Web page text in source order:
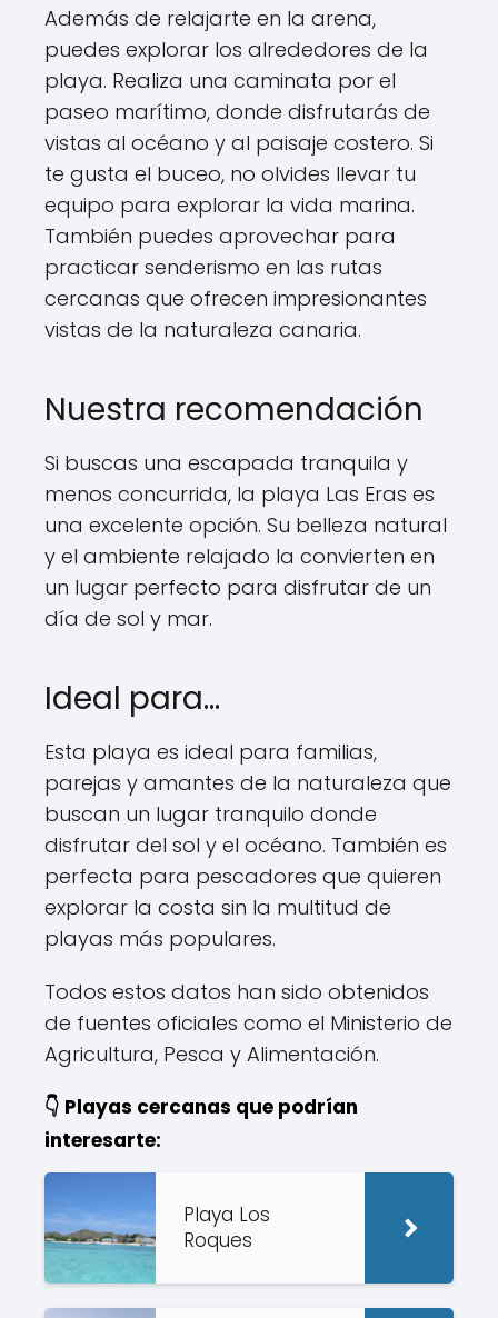
Además de relajarte en la arena,
puedes explorar los alrededores de la
playa. Realiza una caminata por el
paseo marítimo, donde disfrutarás de
vistas al océano y al paisaje costero. Si
te gusta el buceo, no olvides llevar tu
equipo para explorar la vida marina.
También puedes aprovechar para
practicar senderismo en las rutas
cercanas que ofrecen impresionantes
vistas de la naturaleza canaria.
Nuestra recomendación
Si buscas una escapada tranquila y
menos concurrida, la playa Las Eras es
una excelente opción. Su belleza natural
y el ambiente relajado la convierten en
un lugar perfecto para disfrutar de un
día de sol y mar.
Ideal para…
Esta playa es ideal para familias,
parejas y amantes de la naturaleza que
buscan un lugar tranquilo donde
disfrutar del sol y el océano. También es
perfecta para pescadores que quieren
explorar la costa sin la multitud de
playas más populares.
Todos estos datos han sido obtenidos
de fuentes oficiales como el Ministerio de
Agricultura, Pesca y Alimentación.
👇 Playas cercanas que podrían
interesarte:
Playa Los
Roques